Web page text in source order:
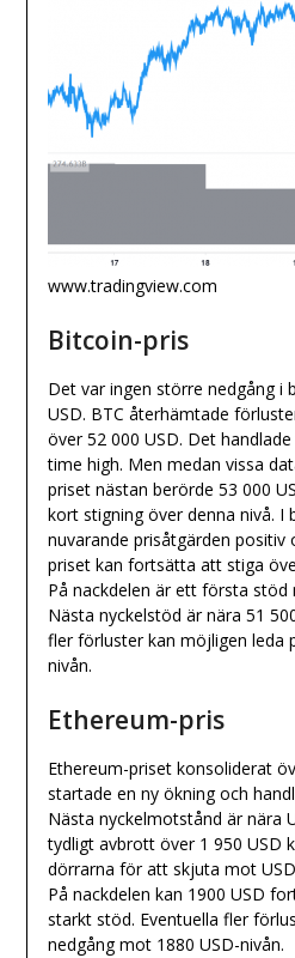
www.tradingview.com
Bitcoin-pris
Det var ingen större nedgång i
USD. BTC återhämtade
över 52 000 USD. Det
time high. Men medan vissa
priset nästan berörde 53 000
kort stigning över denna nivå. I
nuvarande prisåtgärden
priset kan fortsätta att stiga
På nackdelen är ett första stöd
Nästa nyckelstöd är nära 51
fler förluster kan möjligen leda
nivån.
Ethereum-pris
Ethereum-priset konsoliderat
startade en ny ökning och
Nästa nyckelmotstånd är nära
tydligt avbrott över 1 950 USD
dörrarna för att skjuta mot
På nackdelen kan 1900 USD
starkt stöd. Eventuella fler
nedgång mot 1880 USD-nivån.